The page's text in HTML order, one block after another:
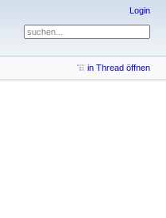
Login
in Thread öffnen